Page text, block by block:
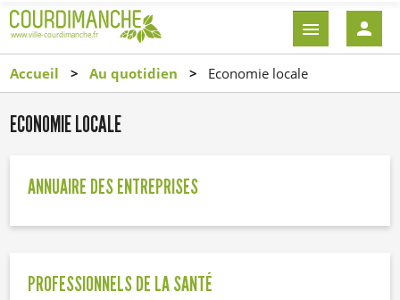
contenu
principal
EN-
TÊTE
Accueil Au quotidien Economie locale
ECONOMIE LOCALE
ANNUAIRE DES ENTREPRISES
PROFESSIONNELS DE LA SANTÉ